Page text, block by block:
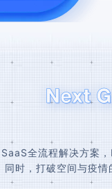
全流程解决方案
同时，打破空间与疫